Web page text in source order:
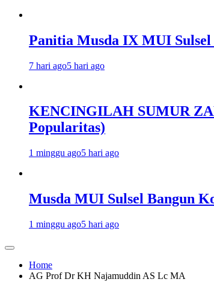
Panitia Musda IX MUI Sulsel
7 hari ago5 hari ago
KENCINGILAH SUMUR
Popularitas)
1 minggu ago5 hari ago
Musda MUI Sulsel Bangun
1 minggu ago5 hari ago
Home
AG Prof Dr KH Najamuddin AS Lc MA